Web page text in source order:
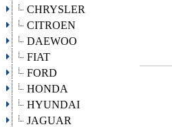
CHRYSLER
CITROEN
DAEWOO
FIAT
FORD
HONDA
HYUNDAI
JAGUAR